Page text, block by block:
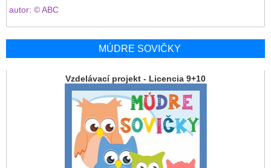
autor: © ABC
MÚDRE SOVIČKY
Vzdelávací projekt - Licencia 9+10